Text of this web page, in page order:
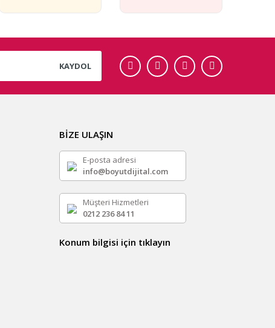
KAYDOL
BİZE ULAŞIN
E-posta adresi
info@boyutdijital.com
Müşteri Hizmetleri
0212 236 84 11
Konum bilgisi için tıklayın